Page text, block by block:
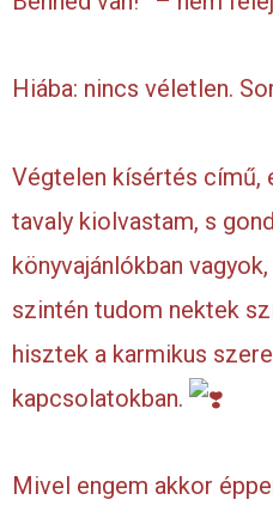
Hiába: nincs véletlen.
Végtelen kísértés című,
tavaly kiolvastam, s
könyvajánlókban
szintén tudom nektek
hisztek a karmikus
kapcsolatokban.
Mivel engem akkor